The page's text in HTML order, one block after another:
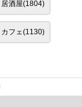
居酒屋(1804)
カフェ(1130)